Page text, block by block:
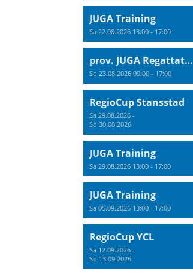
JUGA Training
Sa 22.08.2026 13:00 - 17:00
prov. JUGA Regattatraining
So 23.08.2026 09:00 - 17:00
RegioCup Stansstad
Sa 29.08.2026 -
So 30.08.2026
JUGA Training
Sa 29.08.2026 13:00 - 17:00
JUGA Training
Sa 05.09.2026 13:00 - 17:00
RegioCup YCL
Sa 12.09.2026 -
So 13.09.2026